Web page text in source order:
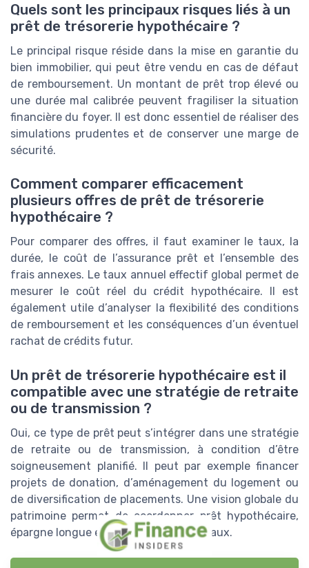
Quels sont les principaux risques liés à un
prêt de trésorerie hypothécaire ?
Le principal risque réside dans la mise en garantie du
bien immobilier, qui peut être vendu en cas de défaut
de remboursement. Un montant de prêt trop élevé ou
une durée mal calibrée peuvent fragiliser la situation
financière du foyer. Il est donc essentiel de réaliser des
simulations prudentes et de conserver une marge de
sécurité.
Comment comparer efficacement
plusieurs offres de prêt de trésorerie
hypothécaire ?
Pour comparer des offres, il faut examiner le taux, la
durée, le coût de l’assurance prêt et l’ensemble des
frais annexes. Le taux annuel effectif global permet de
mesurer le coût réel du crédit hypothécaire. Il est
également utile d’analyser la flexibilité des conditions
de remboursement et les conséquences d’un éventuel
rachat de crédits futur.
Un prêt de trésorerie hypothécaire est il
compatible avec une stratégie de retraite
ou de transmission ?
Oui, ce type de prêt peut s’intégrer dans une stratégie
de retraite ou de transmission, à condition d’être
soigneusement planifié. Il peut par exemple financer
projets de donation, d’aménagement du logement ou
de diversification de placements. Une vision globale du
patrimoine permet de coordonner prêt hypothécaire,
épargne longue et objectifs successoraux.